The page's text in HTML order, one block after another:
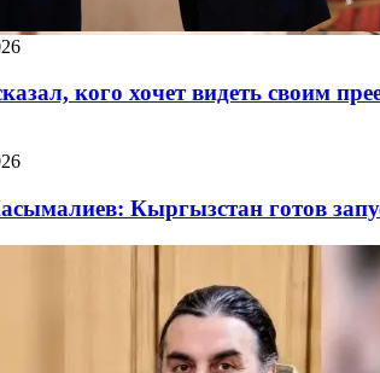
кого хочет видеть своим
Кыргызстан готов